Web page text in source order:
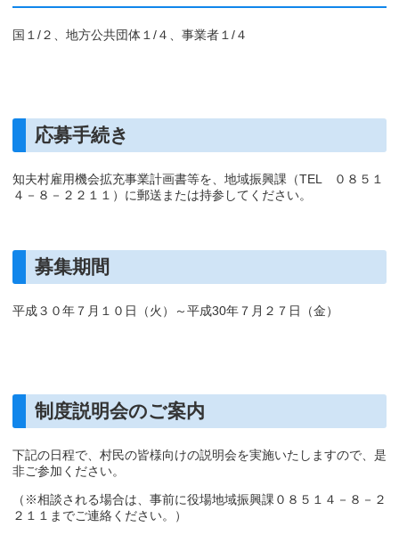
国１/２、地方公共団体１/４、事業者１/４
応募手続き
知夫村雇用機会拡充事業計画書等を、地域振興課（TEL ０８５１
４－８－２２１１）に郵送または持参してください。
募集期間
平成３０年７月１０日（火）～平成30年７月２７日（金）
制度説明会のご案内
下記の日程で、村民の皆様向けの説明会を実施いたしますので、是
非ご参加ください。
（※相談される場合は、事前に役場地域振興課０８５１４－８－２
２１１までご連絡ください。）